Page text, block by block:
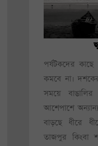
পর্যটকদের কাছে
কমবে না।
সময়ে বাঙালির
আশেপাশে
বাড়ছে ধীরে
তাজপুর কিংবা